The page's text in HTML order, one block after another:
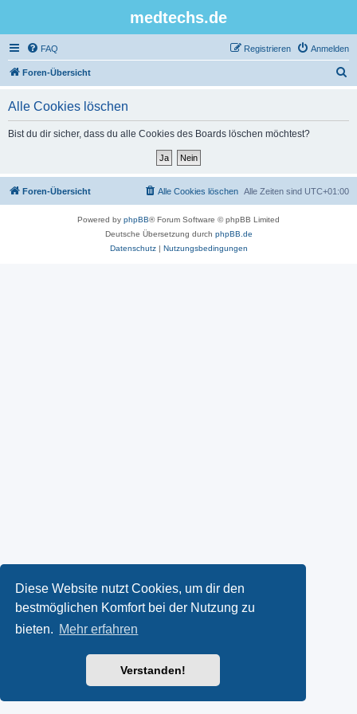
Diese Website nutzt Cookies, um dir den
bestmöglichen Komfort bei der Nutzung zu
bieten. Mehr erfahren
Verstanden!
medtechs.de
FAQ Anmelden
Registrieren
Foren-Übersicht
Alle Cookies löschen
Bist du dir sicher, dass du alle Cookies des Boards löschen möchtest?
Foren-Übersicht Alle Zeiten sind UTC+01:00
Alle Cookies löschen
Powered by phpBB® Forum Software © phpBB Limited
Deutsche Übersetzung durch phpBB.de
Datenschutz| Nutzungsbedingungen